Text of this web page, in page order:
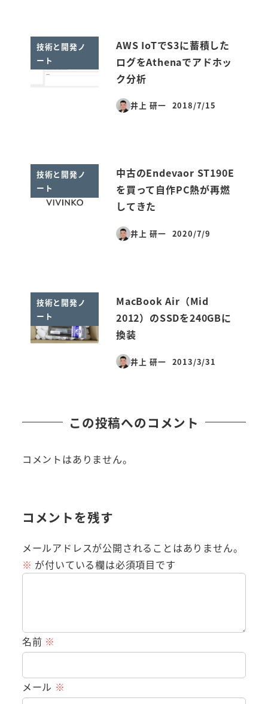
技術と開発ノ
ート
AWS IoTでS3に蓄積した
ログをAthenaでアドホッ
ク分析
井上 研一
投稿日
2018/7/15
技術と開発ノ
ート
中古のEndevaor ST190E
を買って自作PC熱が再燃
してきた
井上 研一
投稿日
2020/7/9
技術と開発ノ
ート
MacBook Air（Mid
2012）のSSDを240GBに
換装
井上 研一
投稿日
2013/3/31
この投稿へのコメント
コメントはありません。
コメントを残す
メールアドレスが公開されることはありません。
※ が付いている欄は必須項目です
名前 ※
メール ※